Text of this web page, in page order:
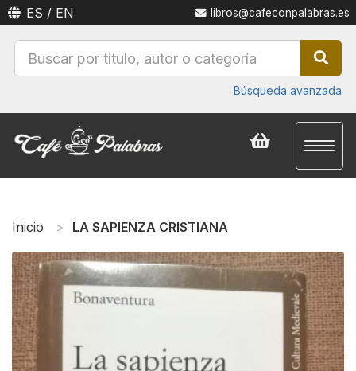
ES / EN libros@cafeconpalabras.es
Búsqueda avanzada
Inicio LA SAPIENZA CRISTIANA